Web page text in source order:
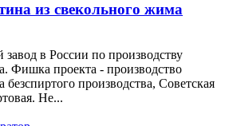
из свекольного жима
в России по производству
Фишка проекта - производство
безспиртого производства, Советская
Не...